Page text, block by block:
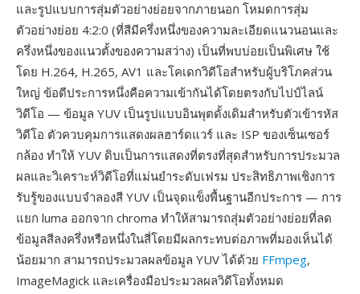
และรูปแบบการสุ่มตัวอย่างย่อยจากภายนอก โหมดการสุ่ม
ตัวอย่างย่อย 4:2:0 (ที่สีมีครึ่งหนึ่งของความละเอียดแนวนอนและ
ครึ่งหนึ่งของแนวตั้งของความสว่าง) เป็นที่พบบ่อยเป็นพิเศษ ใช้
โดย H.264, H.265, AV1 และโคเดกวิดีโอสำหรับผู้บริโภคส่วน
ใหญ่ ข้อดีประการหนึ่งคือความเข้ากันได้โดยตรงกับไปป์ไลน์
วิดีโอ — ข้อมูล YUV เป็นรูปแบบอินพุตดั้งเดิมสำหรับตัวเข้ารหัส
วิดีโอ ตัวควบคุมการแสดงผลฮาร์ดแวร์ และ ISP ของเซ็นเซอร์
กล้อง ทำให้ YUV ดิบเป็นการแสดงที่ตรงที่สุดสำหรับการประมวล
ผลและวิเคราะห์วิดีโอที่แม่นยำระดับเฟรม ประสิทธิภาพเชิงการ
รับรู้ของแบบจำลองสี YUV เป็นจุดแข็งพื้นฐานอีกประการ — การ
แยก luma ออกจาก chroma ทำให้สามารถสุ่มตัวอย่างย่อยที่ลด
ข้อมูลสีลงครึ่งหรือหนึ่งในสี่โดยมีผลกระทบต่อภาพที่มองเห็นได้
น้อยมาก สามารถประมวลผลข้อมูล YUV ได้ด้วย FFmpeg,
ImageMagick และเครื่องมือประมวลผลวิดีโอทั้งหมด